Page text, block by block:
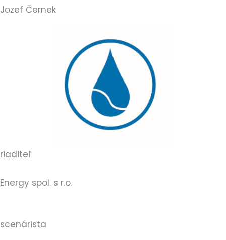
Jozef Černek
riaditeľ
Energy spol. s r.o.
scenárista